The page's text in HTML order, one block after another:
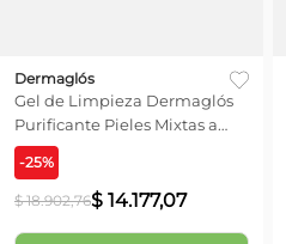
Dermaglós
Gel de Limpieza Dermaglós
Purificante Pieles Mixtas a
Grasas x 150 gr
-25%
$ 18.902,76$ 14.177,07